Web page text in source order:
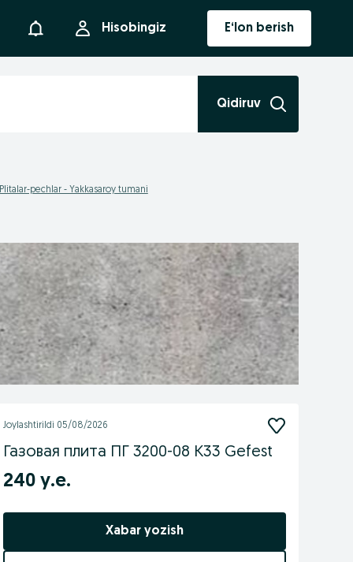
Bildirishnoma Hisobingiz E‘lon berish
Qidiruv
pechlar - Yakkasaroy tumani
Joylashtirildi 05/08/2026
Газовая плита ПГ 3200-08 К33 Gefest
240 у.е.
Xabar yozish